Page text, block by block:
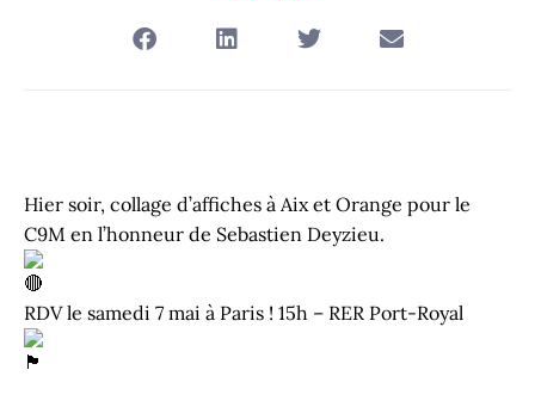
Hier soir, collage d’affiches à Aix et Orange pour le
C9M en l’honneur de Sebastien Deyzieu.
RDV le samedi 7 mai à Paris ! 15h – RER Port-Royal